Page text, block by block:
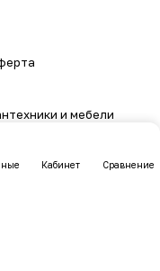
Кабинет Сравнение
и мебели